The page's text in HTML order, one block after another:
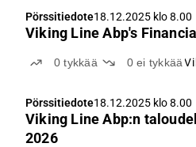
Pörssitiedote18.12.2025 klo 8.00
Viking Line Abp's
0tykkää 0ei tykkää
Pörssitiedote18.12.2025 klo 8.00
Viking Line Abp:n
2026